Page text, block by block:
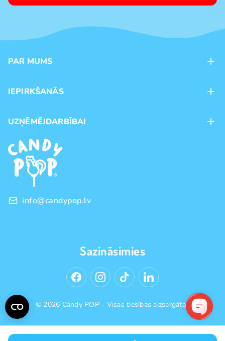
PAR MUMS
Veikali
Preču zīmoli
IEPIRKŠANĀS
Piegāde
Pirkšanas noteikumi
Privātuma politika
UZŅĒMĒJDARBĪBAI
Franšīze
Vairumtirdzniecība
info@candypop.lv
Sazināsimies
© 2026 Candy POP - Visas tiesības aizsargātas